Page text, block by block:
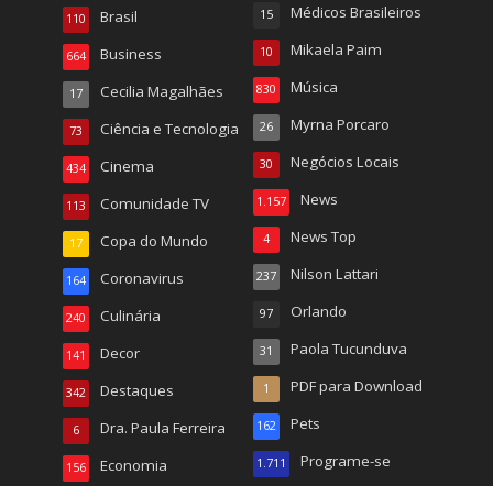
Brasil
110
Business
664
Cecilia Magalhães
17
Ciência e Tecnologia
73
Cinema
434
Comunidade TV
113
Copa do Mundo
17
Coronavirus
164
Culinária
240
Decor
141
Destaques
342
Dra. Paula Ferreira
6
Economia
156
Médicos Brasileiros
15
Mikaela Paim
10
Música
830
Myrna Porcaro
26
Negócios Locais
30
News
1.157
News Top
4
Nilson Lattari
237
Orlando
97
Paola Tucunduva
31
PDF para Download
1
Pets
162
Programe-se
1.711